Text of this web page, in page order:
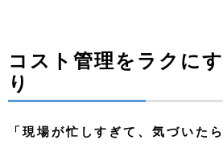
コスト管理をラクに
り
「現場が忙しすぎて、気づいた